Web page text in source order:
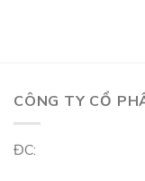
CÔNG TY CỔ
ĐC: